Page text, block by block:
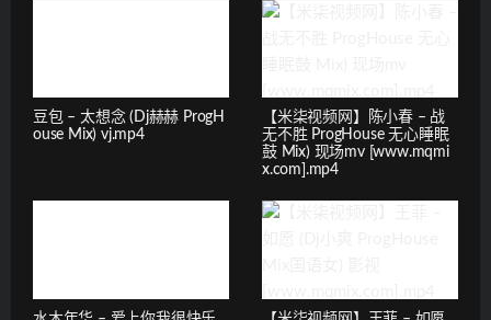
豆包 – 太想念 (Dj赫赫 ProgH
ouse Mix) vj.mp4
【米柒视频网】陈小春 – 战
无不胜 ProgHouse 无心睡眠
鼓 Mix) 现场mv [www.mqmi
x.com].mp4